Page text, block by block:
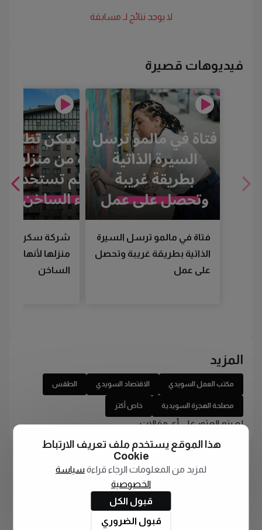
لا يوجد نتائج لـ مسابقة
فيديوهات قصيرة
فتاة في مالمو ترسل السيرة
الذاتية بطريقة غريبة وتحصل
على عمل
شركة سكن
منزلها لأنها لم
الساخن
المزيد
مكتب العمل السويدي الاقتصاد السويدي الطقس
مصلحة الهجرة السويدية خاص أكتر
لم يتم العثور على أي مقالات
هذا الموقع يستخدم ملف تعريف الارتباط
Cookie
لمزيد من المعلومات الرجاء قراءة سياسة
الخصوصية
قبول الكل
قبول الضروري